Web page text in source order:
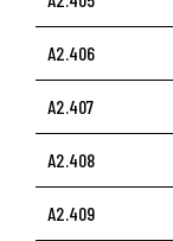
A2.406
A2.407
A2.408
A2.409